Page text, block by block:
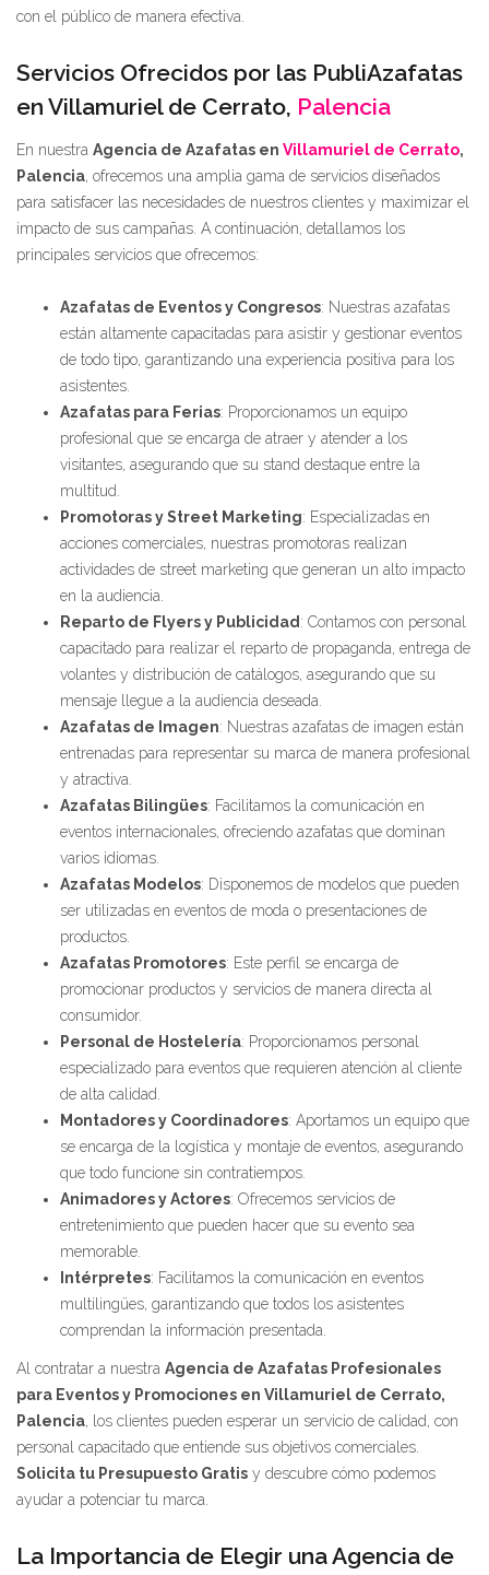
con el público de manera efectiva.
Servicios Ofrecidos por las PubliAzafatas
en Villamuriel de Cerrato, Palencia
En nuestra Agencia de Azafatas en Villamuriel de Cerrato,
Palencia , ofrecemos una amplia gama de servicios diseñados
para satisfacer las necesidades de nuestros clientes y maximizar el
impacto de sus campañas. A continuación, detallamos los
principales servicios que ofrecemos:
Azafatas de Eventos y Congresos: Nuestras azafatas
están altamente capacitadas para asistir y gestionar eventos
de todo tipo, garantizando una experiencia positiva para los
asistentes.
Azafatas para Ferias: Proporcionamos un equipo
profesional que se encarga de atraer y atender a los
visitantes, asegurando que su stand destaque entre la
multitud.
Promotoras y Street Marketing: Especializadas en
acciones comerciales, nuestras promotoras realizan
actividades de street marketing que generan un alto impacto
en la audiencia.
Reparto de Flyers y Publicidad : Contamos con personal
capacitado para realizar el reparto de propaganda, entrega de
volantes y distribución de catálogos, asegurando que su
mensaje llegue a la audiencia deseada.
Azafatas de Imagen: Nuestras azafatas de imagen están
entrenadas para representar su marca de manera profesional
y atractiva.
Azafatas Bilingües: Facilitamos la comunicación en
eventos internacionales, ofreciendo azafatas que dominan
varios idiomas.
Azafatas Modelos: Disponemos de modelos que pueden
ser utilizadas en eventos de moda o presentaciones de
productos.
Azafatas Promotores: Este perfil se encarga de
promocionar productos y servicios de manera directa al
consumidor.
Personal de Hostelería: Proporcionamos personal
especializado para eventos que requieren atención al cliente
de alta calidad.
Montadores y Coordinadores: Aportamos un equipo que
se encarga de la logística y montaje de eventos, asegurando
que todo funcione sin contratiempos.
Animadores y Actores: Ofrecemos servicios de
entretenimiento que pueden hacer que su evento sea
memorable.
Intérpretes: Facilitamos la comunicación en eventos
multilingües, garantizando que todos los asistentes
comprendan la información presentada.
Al contratar a nuestra Agencia de Azafatas Profesionales
para Eventos y Promociones en Villamuriel de Cerrato,
Palencia, los clientes pueden esperar un servicio de calidad, con
personal capacitado que entiende sus objetivos comerciales.
Solicita tu Presupuesto Gratis y descubre cómo podemos
ayudar a potenciar tu marca.
La Importancia de Elegir una Agencia de